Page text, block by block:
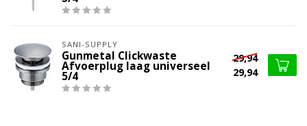
SANI-SUPPLY
Gunmetal Clickwaste
Afvoerplug laag universeel
5/4
29,94
29,94